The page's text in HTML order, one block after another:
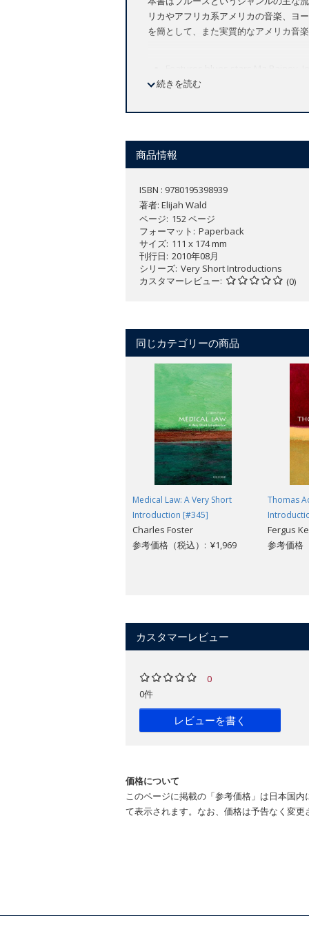
リカやアフリカ系アメリカの音楽、ヨ
を簡として、また実質的なアメリカ音
Memphis Jug Band, and Charlie
Bestselling author of How the
Praised as "suave, soulful, ebullient"
Review), Elijah Wald is one of the
It is not an easy thing to pin down.
food, you've damn sure got the
African "tonal and rhythmic
constantly evolving pop culture. He
W. C. Handy, who first popularized
Hendrix; identifies the impact of
development of both country music
続きを読む
商品情報
ISBN : 9780195398939
著者: Elijah Wald
ページ 152 ページ
フォーマット
Paperback
サイズ 111 x 174 mm
刊行日 2010年08月
シリーズ Very Short Introductions
カスタマーレビュー
(0)
同じカテゴリーの商品
Medical Law: A Very Short
Introduction [#345]
Charles Foster
参考価格（税込）: ¥1,969
Thomas
Fergus
参考価格
カスタマーレビュー
0
0件
レビューを書く
価格について
このページに掲載の「参考価格」は日本国
て表示されます。なお、価格は予告なく変